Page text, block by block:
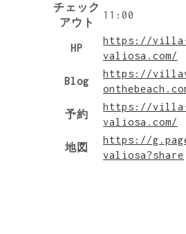
チェック
アウト
11:00
HP
https://
valiosa.com/
Blog
https://
予約
https://
valiosa.com/
地図
https://
valiosa?share